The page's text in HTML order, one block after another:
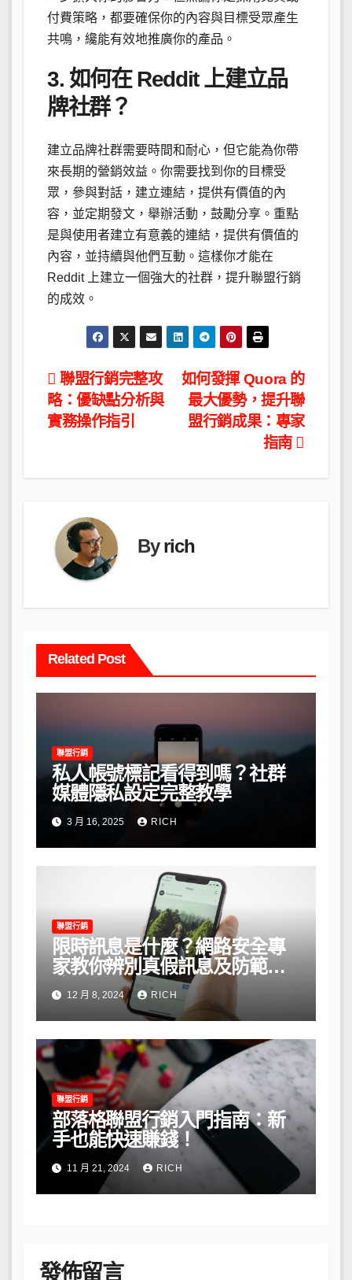
付費策略，都要確保你的內容與目標受眾產生
共鳴，纔能有效地推廣你的產品。
3. 如何在 Reddit 上建立品
牌社群？
建立品牌社群需要時間和耐心，但它能為你帶
來長期的營銷效益。你需要找到你的目標受
眾，參與對話，建立連結，提供有價值的內
容，並定期發文，舉辦活動，鼓勵分享。重點
是與使用者建立有意義的連結，提供有價值的
內容，並持續與他們互動。這樣你才能在
Reddit 上建立一個強大的社群，提升聯盟行銷
的成效。
文
章
覽
如何發揮 Quora 的
最大優勢，提升聯
盟行銷成果：專家
指南
聯盟行銷完整攻
略：優缺點分析與
實務操作指引
Byrich
Related Post
聯盟行銷
私人帳號標記看得到嗎？社群
媒體隱私設定完整教學
3 月 16, 2025 RICH
聯盟行銷
限時訊息是什麼？網路安全專
家教你辨別真假訊息及防範風
險12 月 8, 2024 RICH
聯盟行銷
部落格聯盟行銷入門指南：新
手也能快速賺錢！
11 月 21, 2024 RICH
發佈留言